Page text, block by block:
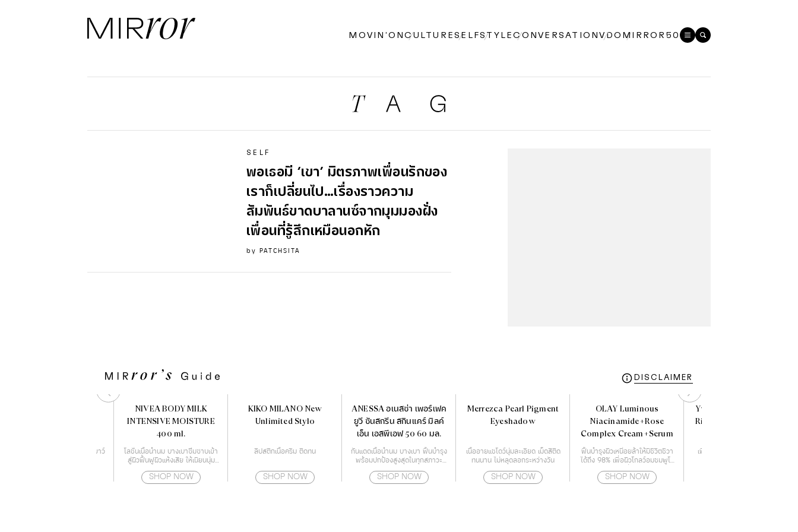
MOVIN’ONCULTURE SELFSTYLE VDO
CONVERSATION MIRROR50
SELF
พอเธอมี ‘เขา’ มิตรภาพเพื่อน รักของ
เราก็เปลี่ยนไป…เรื่องราวความ
สัมพันธ์ขาดบาลานซ์จากมุมมองฝั่ง
เพื่อน ที่รู้สึกเหมือนอกหัก
by PATCHSITA
DISCLAIMER
โลชั่นบำรุงผิว ชุ่มชื่น แลดูอ่อนเยาว์
NIVEA BODY MILK
INTENSIVE MOISTURE
400 ml.
โลชั่นเนื้อน้ำนม บางเบาซึมซาบเข้า
สู่ผิวฟื้นฟูผิวแห้งเสีย ให้เนียนนุ่ม
Essence
SHOP NOW
KIKO MILANO New
Unlimited Stylo
ลิปสติกเนื้อครีม ติดทน
SHOP NOW
ANESSA อเนสซ่า เพอร์เฟค
ยูวี ซันสกรีน สกินแคร์ มิลค์
เอ็น เอสพีเอฟ 50 60 มล.
กันแดดเนื้อน้ำนม บางเบา ฟื้นบำรุง
พร้อมปกป้องสูงสุดในทุกสภาวะ
SHOP NOW
Merrezca Pearl Pigment
Eyeshadow
เนื้ออายแชโดว์นุ่มละเอียด เม็ดสีติด
ทนนาน ไม่หลุดลอกระหว่างวัน
SHOP NOW
OLAY Luminous
Niacinamide+Rose
Complex Cream+Serum
ฟื้นบำรุงผิวเหนื่อยล้าให้มีชีวิตชีวา
ได้ถึง 98% เพื่อผิวโกลว์อมชมพูโร
SHOP NOW
Yves Rocher BHC Shine
Rinsing Vinegar 150 ml.
เพื่อผมหอมลื่น สูตรเส้นผมเปล่ง